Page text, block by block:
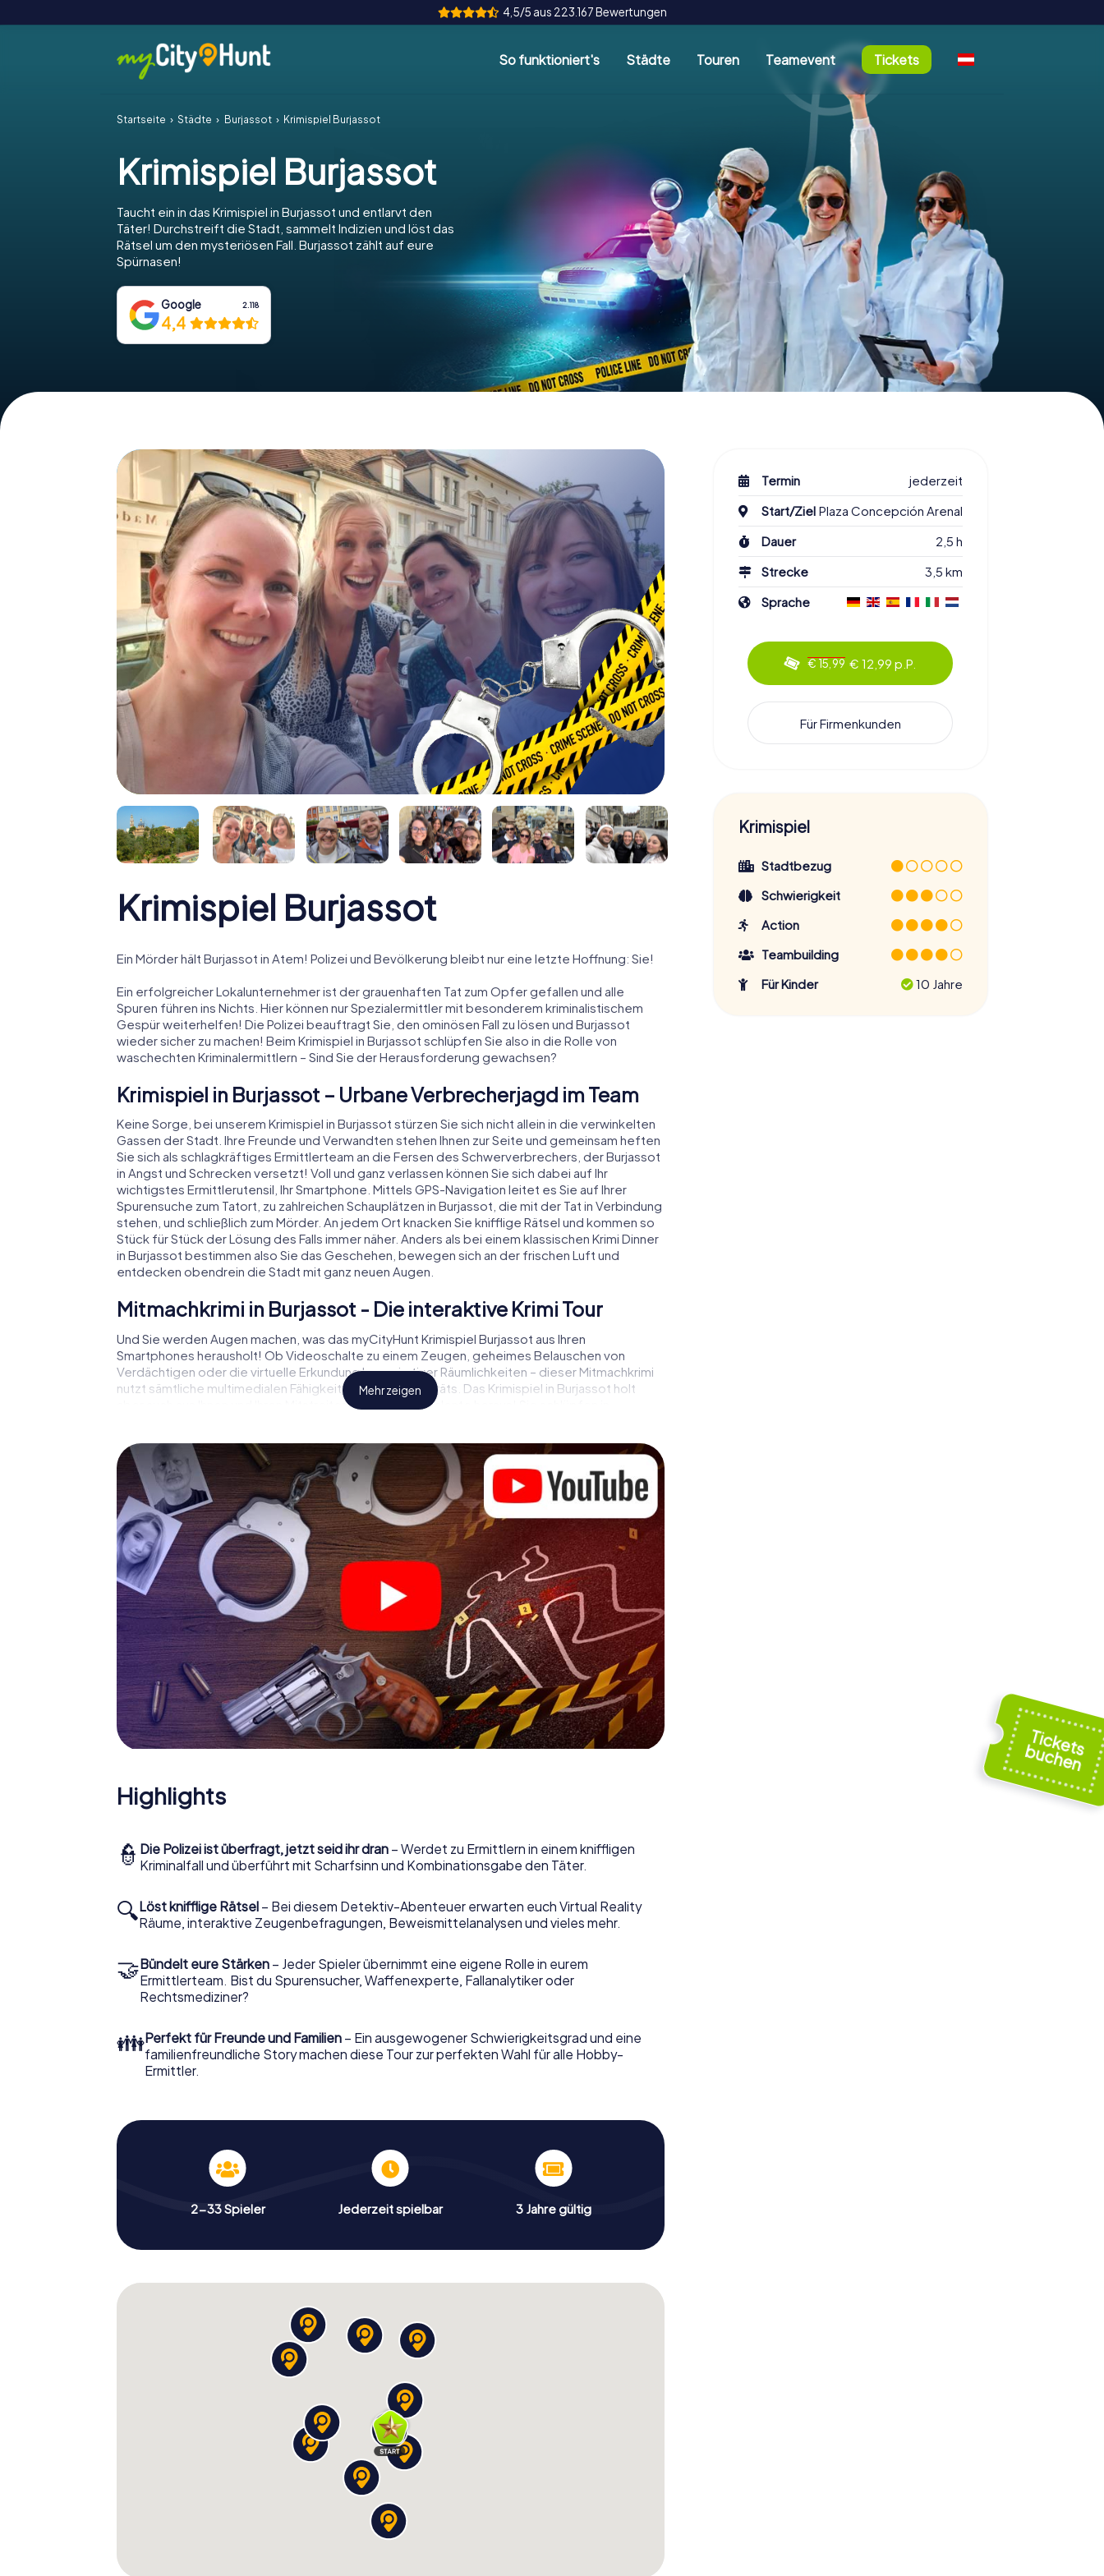
4,5/5 aus 223.167 Bewertungen
So funktioniert's Städte Touren Teamevent Tickets
Startseite Städte Burjassot Krimispiel Burjassot
Krimispiel Burjassot
Taucht ein in das Krimispiel in Burjassot und entlarvt den
Täter! Durchstreift die Stadt, sammelt Indizien und löst das
Rätsel um den mysteriösen Fall. Burjassot zählt auf eure
Spürnasen!
Google 2.118
4,4
Krimispiel Burjassot
Ein Mörder hält Burjassot in Atem! Polizei und Bevölkerung bleibt nur eine letzte Hoffnung: Sie!
Ein erfolgreicher Lokalunternehmer ist der grauenhaften Tat zum Opfer gefallen und alle
Spuren führen ins Nichts. Hier können nur Spezialermittler mit besonderem kriminalistischem
Gespür weiterhelfen! Die Polizei beauftragt Sie, den ominösen Fall zu lösen und Burjassot
wieder sicher zu machen! Beim Krimispiel in Burjassot schlüpfen Sie also in die Rolle von
waschechten Kriminalermittlern – Sind Sie der Herausforderung gewachsen?
Krimispiel in Burjassot – Urbane Verbrecherjagd im Team
Keine Sorge, bei unserem Krimispiel in Burjassot stürzen Sie sich nicht allein in die verwinkelten
Gassen der Stadt. Ihre Freunde und Verwandten stehen Ihnen zur Seite und gemeinsam heften
Sie sich als schlagkräftiges Ermittlerteam an die Fersen des Schwerverbrechers, der Burjassot
in Angst und Schrecken versetzt! Voll und ganz verlassen können Sie sich dabei auf Ihr
wichtigstes Ermittlerutensil, Ihr Smartphone. Mittels GPS-Navigation leitet es Sie auf Ihrer
Spurensuche zum Tatort, zu zahlreichen Schauplätzen in Burjassot, die mit der Tat in Verbindung
stehen, und schließlich zum Mörder. An jedem Ort knacken Sie knifflige Rätsel und kommen so
Stück für Stück der Lösung des Falls immer näher. Anders als bei einem klassischen Krimi Dinner
in Burjassot bestimmen also Sie das Geschehen, bewegen sich an der frischen Luft und
entdecken obendrein die Stadt mit ganz neuen Augen.
Mitmachkrimi in Burjassot - Die interaktive Krimi Tour
Und Sie werden Augen machen, was das myCityHunt Krimispiel Burjassot aus Ihren
Smartphones herausholt! Ob Videoschalte zu einem Zeugen, geheimes Belauschen von
Verdächtigen oder die virtuelle Erkundung konspirativer Räumlichkeiten – dieser Mitmachkrimi
nutzt sämtliche multimedialen Fähigkeiten Ihres Handgeräts. Das Krimispiel in Burjassot holt
aber auch aus Ihnen und Ihren Mitstreitern verborgene Talente heraus! Sie schlüpfen in
Ihre Handys gespielt, die Ihrem jeweiligem Charakter entsprechen und dem Schlagwort
„Abwechslungsreichtum“ an ganz neue Bedeutung verleihen.
Das Krimispiel in Burjassot kann beginnen!
Nun fehlt Ihnen nur noch eine Kleinigkeit, um mit Ihren Ermittlungen in Burjassot zu starten: Ihr
Ticketcode! Ordern Sie ihn mit wenigen Klicks in unserem Ticketshop, schon in wenigen
Minuten finden Sie ihn in Ihrem eMail-Postfach. Jetzt starten Sie Ihren Online-Browser, geben
Ihren Code ein – und sind startklar!
Worauf warten Sie noch? Burjassot zählt auf Sie!
Mehr zeigen
Highlights
👮 Die Polizei ist überfragt, jetzt seid ihr dran – Werdet zu Ermittlern in einem kniffligen
Kriminalfall und überführt mit Scharfsinn und Kombinationsgabe den Täter.
🔍Löst knifflige Rätsel – Bei diesem Detektiv-Abenteuer erwarten euch Virtual Reality
Räume, interaktive Zeugenbefragungen, Beweismittelanalysen und vieles mehr.
🤝Bündelt eure Stärken – Jeder Spieler übernimmt eine eigene Rolle in eurem
Ermittlerteam. Bist du Spurensucher, Waffenexperte, Fallanalytiker oder
Rechtsmediziner?
👪Perfekt für Freunde und Familien – Ein ausgewogener Schwierigkeitsgrad und eine
familienfreundliche Story machen diese Tour zur perfekten Wahl für alle Hobby-
Ermittler.
2-33 Spieler Jederzeit spielbar 3 Jahre gültig
Termin
jederzeit
Start/Ziel Plaza Concepción Arenal
Dauer
2,5 h
Strecke
3,5 km
Sprache
€ 15,99 € 12,99 p.P.
Für Firmenkunden
Krimispiel
Stadtbezug
Schwierigkeit
Action
Teambuilding
Für Kinder
10 Jahre